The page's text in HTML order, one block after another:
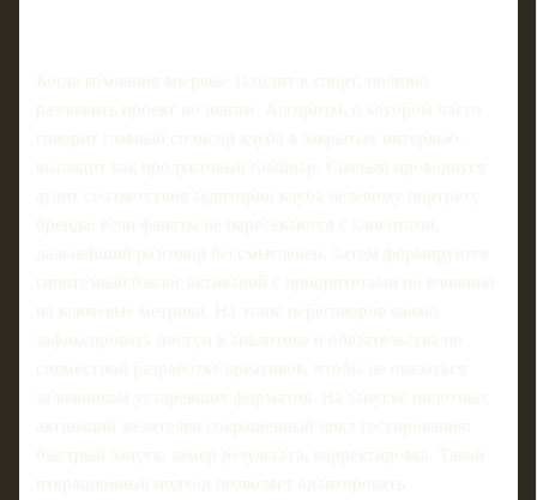
Когда компания впервые заходит в спорт, полезно
разложить проект по шагам. Алгоритм, о котором часто
говорит главный спонсор клуба в закрытых интервью,
выглядит как продуктовый roadmap. Сначала проводится
аудит соответствия аудитории клуба целевому портрету
бренда: если фанаты не пересекаются с клиентами,
дальнейший разговор бессмысленен. Затем формируется
гипотезный бэклог активаций с приоритетами по влиянию
на ключевые метрики. На этапе переговоров важно
зафиксировать доступ к аналитике и обязательства по
совместной разработке креативов, чтобы не оказаться
заложником устаревших форматов. На запуске пилотных
активаций желателен сокращённый цикл тестирования:
быстрый запуск, замер результата, корректировка. Такой
итерационный подход позволяет адаптировать